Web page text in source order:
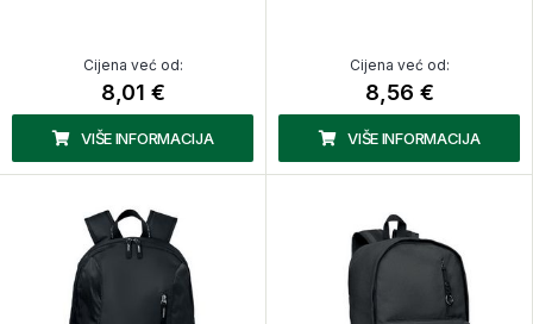
Cijena već od:
8,01 €
VIŠE INFORMACIJA
Cijena već od:
8,56 €
VIŠE INFORMACIJA